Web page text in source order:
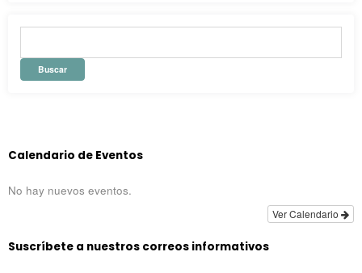
Calendario de Eventos
No hay nuevos eventos.
Ver Calendario
Suscríbete a nuestros correos informativos